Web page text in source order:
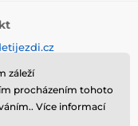
792 (Po-Pá 10-16 hod)
detijezdi.cz/
záleží
procházením tohoto
Více informací